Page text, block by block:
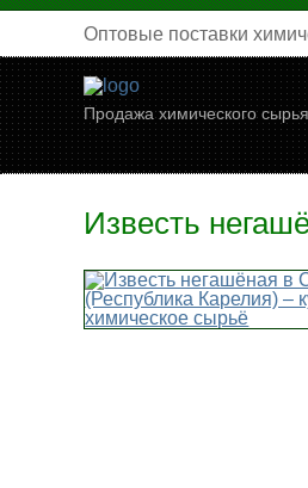
Оптовые поставки
Продажа химического сырья
Известь